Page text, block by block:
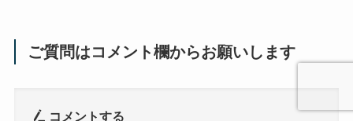
ご質問はコメント欄からお願いします
コメントする